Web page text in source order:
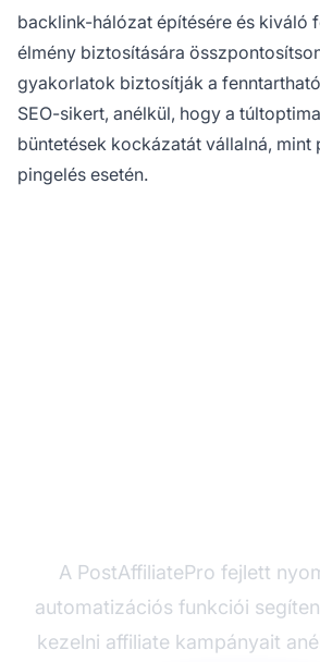
backlink-hálózat építésére és kiváló
élmény biztosítására
gyakorlatok biztosítják a
SEO-sikert, anélkül, hogy a
büntetések kockázatát vállalná, mint
pingelés esetén.
A PostAffiliatePro fejlett
automatizációs funkciói
kezelni affiliate kampányait